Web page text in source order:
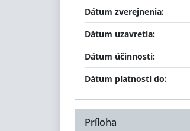
Dátum zverejnenia:
Dátum uzavretia:
Dátum účinnosti:
Dátum platnosti do:
Príloha